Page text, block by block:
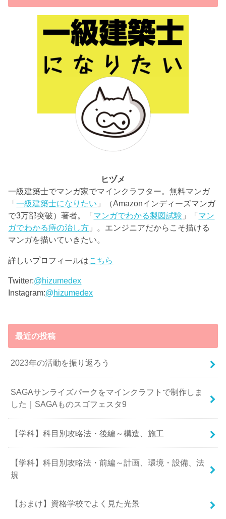
ヒヅメ
一級建築士でマンガ家でマインクラフター。無料マンガ
「一級建築士になりたい 」（Amazonインディーズマンガ
で3万部突破）著者。「マンガでわかる製図試験 」「マン
ガでわかる痔の治し方 」。エンジニアだからこそ描ける
マンガを描いていきたい。
詳しいプロフィールはこちら
Twitter:@hizumedex
Instagram:@hizumedex
最近の投稿
2023年の活動を振り返ろう
SAGAサンライズパークをマインクラフトで制作しま
した｜SAGAものスゴフェスタ9
【学科】科目別攻略法・後編～構造、施工
【学科】科目別攻略法・前編～計画、環境・設備、法
規
【おまけ】資格学校でよく見た光景